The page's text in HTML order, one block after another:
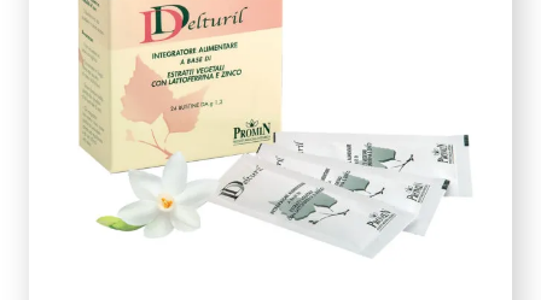
possono
pagina
del
prodotto